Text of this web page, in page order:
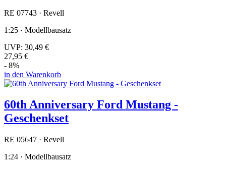
RE 07743 · Revell
1:25 · Modellbausatz
UVP: 30,49 €
27,95 €
- 8%
in den Warenkorb
60th Anniversary Ford Mustang -
Geschenkset
RE 05647 · Revell
1:24 · Modellbausatz